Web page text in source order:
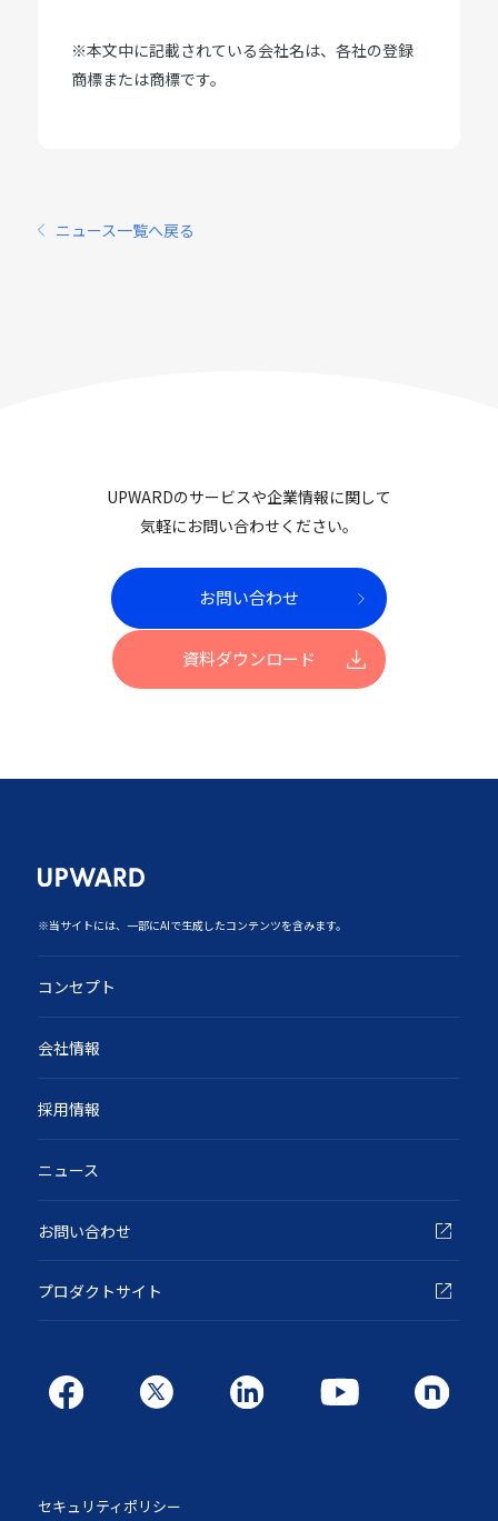
※本文中に記載されている会社名は、各社の登録
商標または商標です。
ニュース一覧へ戻る
UPWARDのサービスや企業情報に関して
気軽にお問い合わせください。
お問い合わせ
資料ダウンロード
‍※当サイトには、一部にAIで生成したコンテンツを含みます。
コンセプト
会社情報
採用情報
ニュース
お問い合わせ
プロダクトサイト
セキュリティポリシー